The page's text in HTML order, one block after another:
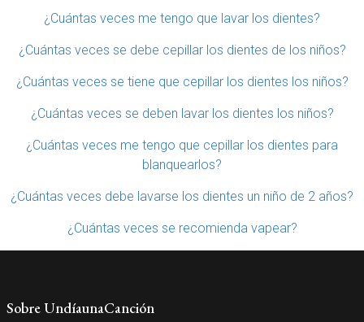
¿Cuántas veces me tengo que lavar los dientes?
¿Cuántas veces se debe cepillar los dientes de los niños?
¿Cuántas veces se tiene que cepillar los dientes los niños?
¿Cuántas veces se deben lavar los dientes los niños?
¿Cuántas veces me tengo que cepillar los dientes para
blanquearlos?
¿Cuántas veces debe lavarse los dientes un niño de 2 años?
¿Cuántas veces se recomienda vapear?
Sobre UndíaunaCanción